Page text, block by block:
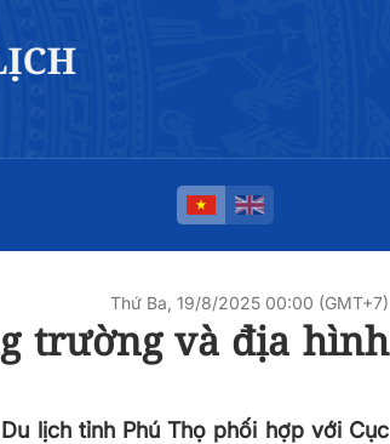
Thứ Ba, 19/8/2025 00:00 (GMT+7)
trường và địa hình
lịch tỉnh Phú Thọ phối hợp với Cục